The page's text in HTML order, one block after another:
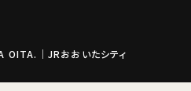
｜JRおおいたシティ